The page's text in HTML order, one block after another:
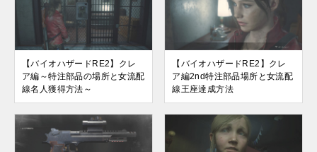
【バイオハザードRE2】クレ
ア編～特注部品の場所と女流配
線名人獲得方法～
【バイオハザードRE2】クレ
ア編2nd特注部品場所と女流配
線王座達成方法